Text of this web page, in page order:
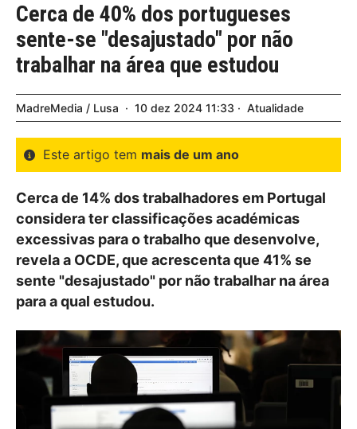
Cerca de 40% dos portugueses
sente-se "desajustado" por não
trabalhar na área que estudou
MadreMedia / Lusa 10 dez 2024 11:33 Atualidade
Este artigo tem mais de um ano
Cerca de 14% dos trabalhadores em Portugal
considera ter classificações académicas
excessivas para o trabalho que desenvolve,
revela a OCDE, que acrescenta que 41% se
sente "desajustado" por não trabalhar na área
para a qual estudou.